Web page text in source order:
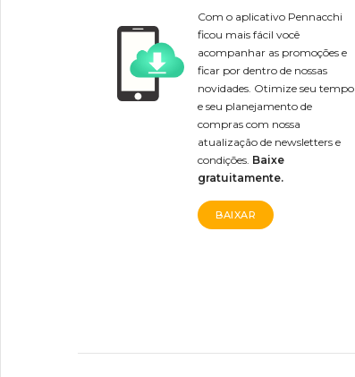
Com o aplicativo Pennacchi
ficou mais fácil você
acompanhar as promoções e
ficar por dentro de nossas
novidades. Otimize seu tempo
e seu planejamento de
compras com nossa
atualização de newsletters e
condições. Baixe
gratuitamente.
BAIXAR